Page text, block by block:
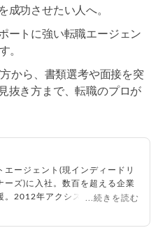
成功させたい人へ。
ートに強い転職エージェン
。
から、書類選考や面接を突
抜き方まで、転職のプロが
エージェント(現インディードリ
ーズ)に入社。数百を超える企業
。2012年アクシス(株)設立、代
...続きを読む